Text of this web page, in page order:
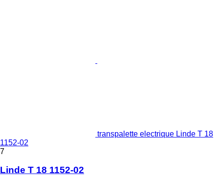
transpalette electrique Linde T 18
1152-02
7
Linde T 18 1152-02